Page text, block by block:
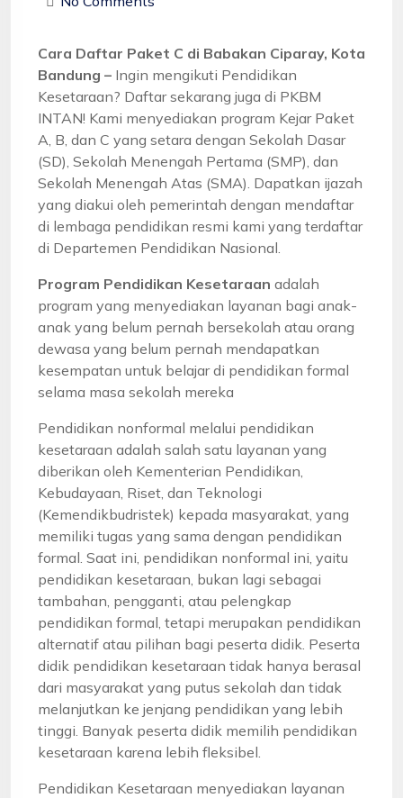
Cara Daftar Paket C di Babakan Ciparay, Kota
Bandung – Ingin mengikuti Pendidikan
Kesetaraan? Daftar sekarang juga di PKBM
INTAN! Kami menyediakan program Kejar Paket
A, B, dan C yang setara dengan Sekolah Dasar
(SD), Sekolah Menengah Pertama (SMP), dan
Sekolah Menengah Atas (SMA). Dapatkan ijazah
yang diakui oleh pemerintah dengan mendaftar
di lembaga pendidikan resmi kami yang terdaftar
di Departemen Pendidikan Nasional.
Program Pendidikan Kesetaraan adalah
program yang menyediakan layanan bagi anak-
anak yang belum pernah bersekolah atau orang
dewasa yang belum pernah mendapatkan
kesempatan untuk belajar di pendidikan formal
selama masa sekolah mereka
Pendidikan nonformal melalui pendidikan
kesetaraan adalah salah satu layanan yang
diberikan oleh Kementerian Pendidikan,
Kebudayaan, Riset, dan Teknologi
(Kemendikbudristek) kepada masyarakat, yang
memiliki tugas yang sama dengan pendidikan
formal. Saat ini, pendidikan nonformal ini, yaitu
pendidikan kesetaraan, bukan lagi sebagai
tambahan, pengganti, atau pelengkap
pendidikan formal, tetapi merupakan pendidikan
alternatif atau pilihan bagi peserta didik. Peserta
didik pendidikan kesetaraan tidak hanya berasal
dari masyarakat yang putus sekolah dan tidak
melanjutkan ke jenjang pendidikan yang lebih
tinggi. Banyak peserta didik memilih pendidikan
kesetaraan karena lebih fleksibel.
Pendidikan Kesetaraan menyediakan layanan